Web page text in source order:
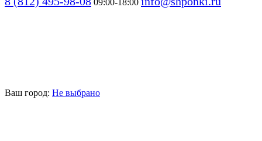
09:00-18:00
Ваш город: Не выбрано